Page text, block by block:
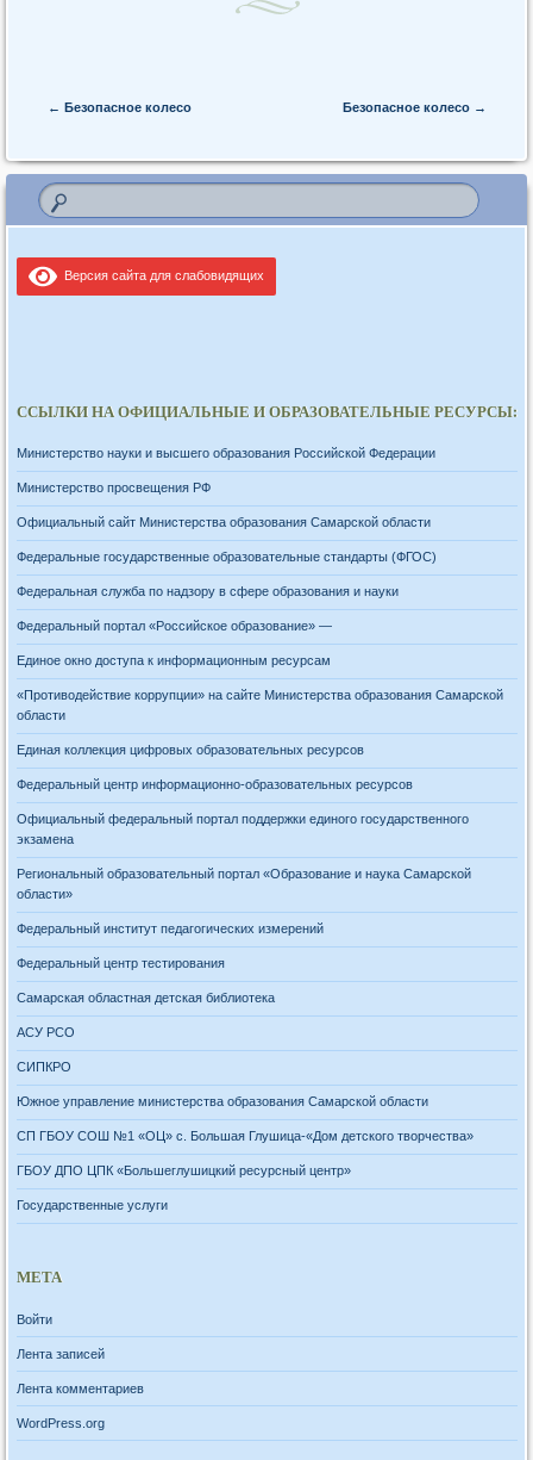
Post navigation
← Безопасное колесо Безопасное колесо →
Версия сайта для слабовидящих
ССЫЛКИ НА ОФИЦИАЛЬНЫЕ И ОБРАЗОВАТЕЛЬНЫЕ РЕСУРСЫ:
Министерство науки и высшего образования Российской Федерации
Министерство просвещения РФ
Официальный сайт Министерства образования Самарской области
Федеральные государственные образовательные стандарты (ФГОС)
Федеральная служба по надзору в сфере образования и науки
Федеральный портал «Российское образование» —
Единое окно доступа к информационным ресурсам
«Противодействие коррупции» на сайте Министерства образования Самарской
области
Единая коллекция цифровых образовательных ресурсов
Федеральный центр информационно-образовательных ресурсов
Официальный федеральный портал поддержки единого государственного
экзамена
Региональный образовательный портал «Образование и наука Самарской
области»
Федеральный институт педагогических измерений
Федеральный центр тестирования
Самарская областная детская библиотека
АСУ РСО
СИПКРО
Южное управление министерства образования Самарской области
СП ГБОУ СОШ №1 «ОЦ» с. Большая Глушица-«Дом детского творчества»
ГБОУ ДПО ЦПК «Большеглушицкий ресурсный центр»
Государственные услуги
МЕТА
Войти
Лента записей
Лента комментариев
WordPress.org